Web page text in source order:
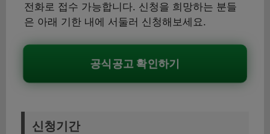
전화로 접수 가능합니다. 신청을 희망하는 분들
은 아래 기한 내에 서둘러 신청해보세요.
공식공고 확인하기
신청기간